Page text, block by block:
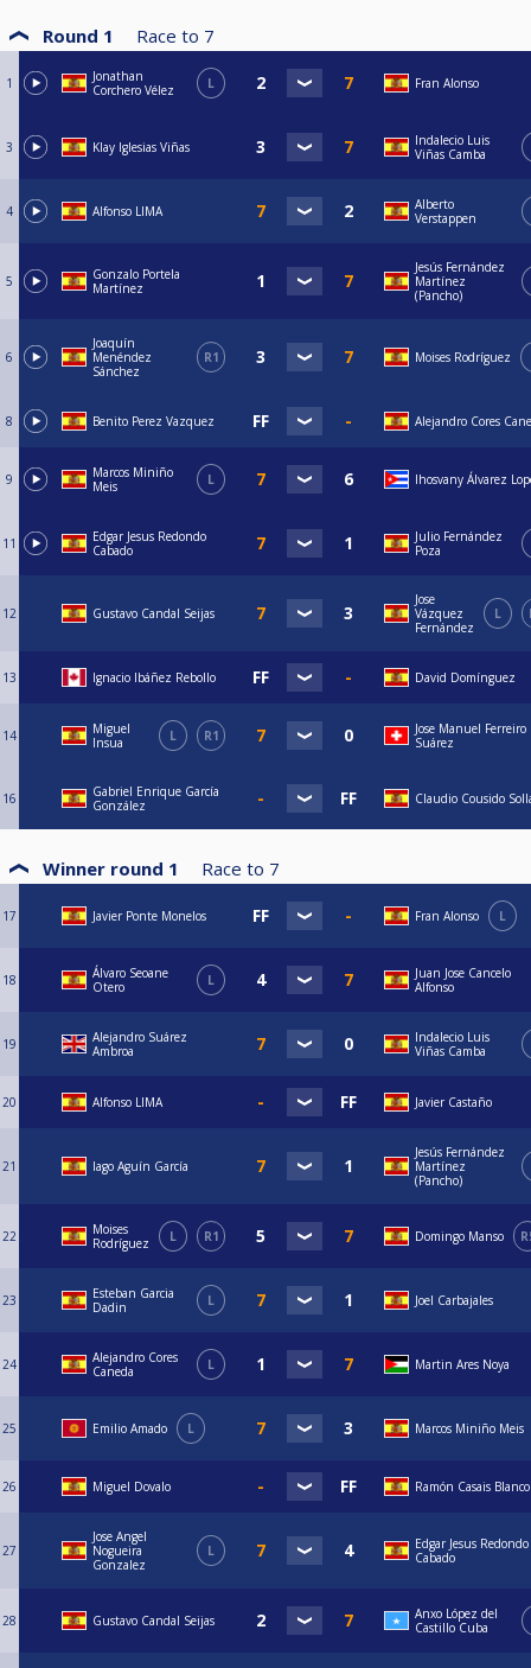
Round 1 Race to 7
1
Jonathan
Corchero Vélez
L Fran Alonso
3 Klay Iglesias Viñas
Indalecio Luis
Viñas Camba
4 Alfonso LIMA
Alberto
Verstappen
5
Gonzalo Portela
Martínez
Jesús Fernández
Martínez
(Pancho)
6
Joaquín
Menéndez
Sánchez
R1 Moises Rodríguez
8 Benito Perez Vazquez Alejandro Cores
9
Marcos Miniño
Meis
L Ihosvany Álvarez
11
Edgar Jesus Redondo
Cabado
Julio Fernández
Poza
12 Gustavo Candal Seijas
Jose
Vázquez
Fernández
L
13 Ignacio Ibáñez Rebollo David Domínguez
14
Miguel
Insua
L R1
Jose Manuel Ferreiro
Suárez
16
Gabriel Enrique García
González
Claudio Cousido
Winner round 1 Race to 7
17 Javier Ponte Monelos Fran Alonso L
18
Álvaro Seoane
Otero
L
Juan Jose Cancelo
Alfonso
19
Alejandro Suárez
Ambroa
Indalecio Luis
Viñas Camba
20 Alfonso LIMA Javier Castaño
21 Iago Aguín García
Jesús Fernández
Martínez
(Pancho)
22
Moises
Rodríguez
L R1 Domingo Manso
23
Esteban Garcia
Dadin
L Joel Carbajales
24
Alejandro Cores
Caneda
L Martin Ares Noya
25 Emilio Amado L Marcos Miniño Meis
26 Miguel Dovalo Ramón Casais Blanco
27
Jose Angel
Nogueira
Gonzalez
L
Edgar Jesus Redondo
Cabado
28 Gustavo Candal Seijas
Anxo López del
Castillo Cuba